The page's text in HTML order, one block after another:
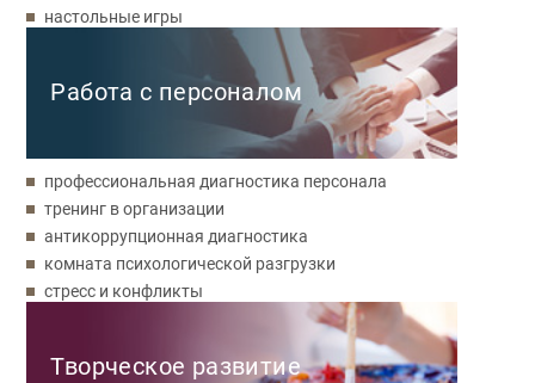
настольные игры
Работа с персоналом
профессиональная диагностика персонала
тренинг в организации
антикоррупционная диагностика
комната психологической разгрузки
стресс и конфликты
Творческое развитие